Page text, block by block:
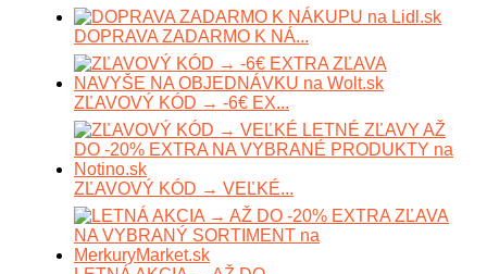
DOPRAVA ZADARMO K NÁ...
ZĽAVOVÝ KÓD → -6€ EX...
ZĽAVOVÝ KÓD → VEĽKÉ...